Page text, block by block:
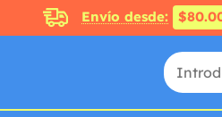
Envío desde: